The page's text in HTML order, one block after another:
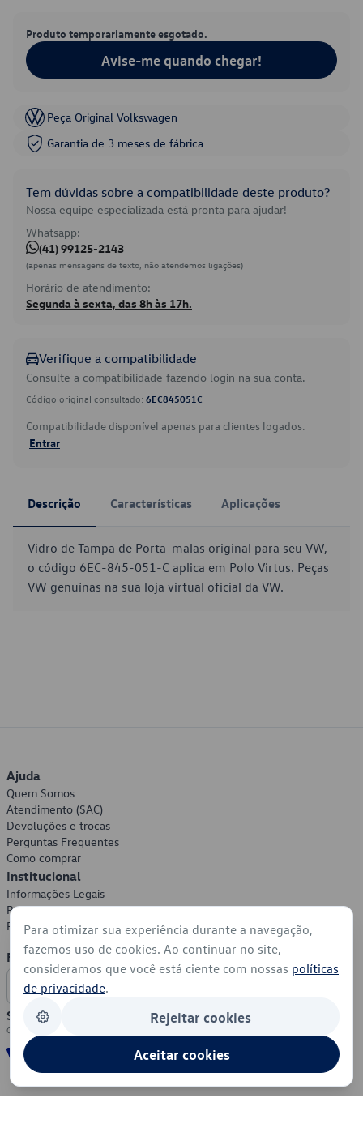
Produto temporariamente esgotado.
Avise-me quando chegar!
Peça Original Volkswagen
Garantia de 3 meses de fábrica
Tem dúvidas sobre a compatibilidade deste produto?
Nossa equipe especializada está pronta para ajudar!
Whatsapp:
(41) 99125-2143
(apenas mensagens de texto, não atendemos ligações)
Horário de atendimento:
Segunda à sexta, das 8h às 17h.
Verifique a compatibilidade
Consulte a compatibilidade fazendo login na sua conta.
Código original consultado: 6EC845051C
Compatibilidade disponível apenas para clientes logados.
Entrar
Descrição Características Aplicações
Vidro de Tampa de Porta-malas original para seu VW,
o código 6EC-845-051-C aplica em Polo Virtus. Peças
VW genuínas na sua loja virtual oficial da VW.
Ajuda
Quem Somos
Atendimento (SAC)
Devoluções e trocas
Perguntas Frequentes
Como comprar
Institucional
Informações Legais
Política de Privacidade
Política de Cookies
Formas de Pagamento
Segurança
Para otimizar sua experiência durante a navegação,
fazemos uso de cookies. Ao continuar no site,
consideramos que você está ciente com nossas políticas
de privacidade.
Rejeitar cookies
Aceitar cookies